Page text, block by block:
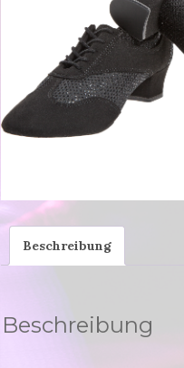
Beschreibung
Beschreibung